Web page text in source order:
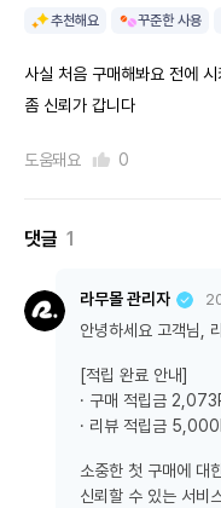
추천해요 꾸준한 사용
사실 처음 구매해봐요 전에
좀 신뢰가 갑니다
도움돼요 0
댓글 1
라무몰 관리자
안녕하세요 고객님,
[적립 완료 안내]
· 구매 적립금
· 리뷰 적립금
소중한 첫 구매에 대
신뢰할 수 있는 서비